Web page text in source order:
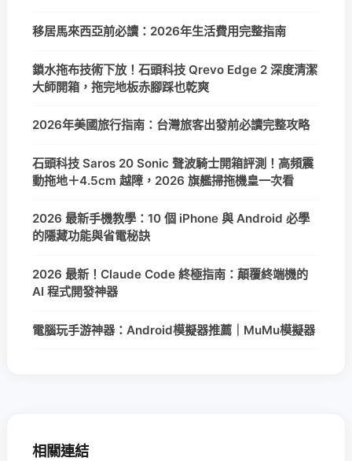
移居馬來西亞前必讀：2026年生活費用完整指南
鎖水拖布技術下放！石頭科技 Qrevo Edge 2 深度清潔
大師開箱，拖完地板赤腳踩也乾爽
2026年美國旅行指南：台灣旅客出發前必讀完整攻略
石頭科技 Saros 20 Sonic 聲波騎士開箱評測！高頻震
動拖地＋4.5cm 越障，2026 旗艦掃拖機皇一次看
2026 最新手機教學：10 個 iPhone 與 Android 必學
的隱藏功能與省電秘訣
2026 最新！Claude Code 終極指南：顛覆終端機的
AI 程式開發神器
電腦玩手游神器：Android模擬器推薦｜MuMu模擬器
相關連結